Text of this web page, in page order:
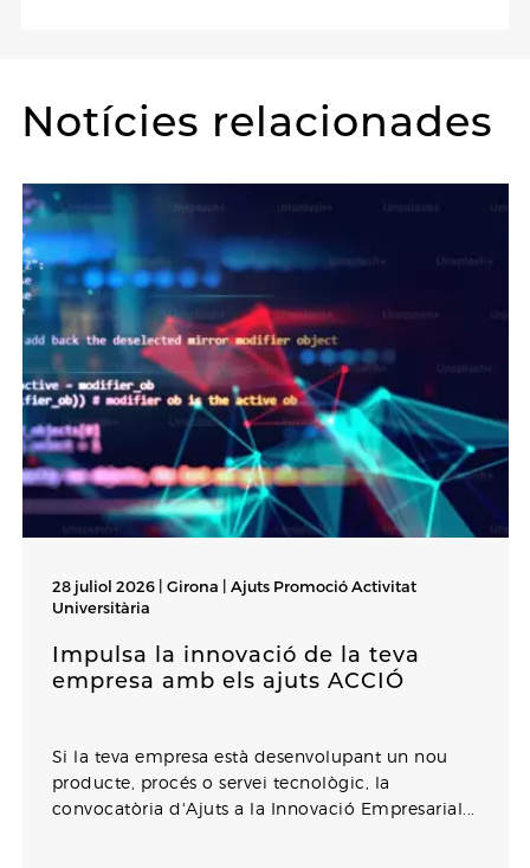
Notícies relacionades
28 juliol 2026 | Girona | Ajuts Promoció Activitat
Universitària
Impulsa la innovació de la teva
empresa amb els ajuts ACCIÓ
Si la teva empresa està desenvolupant un nou
producte, procés o servei tecnològic, la
convocatòria d'Ajuts a la Innovació Empresarial...